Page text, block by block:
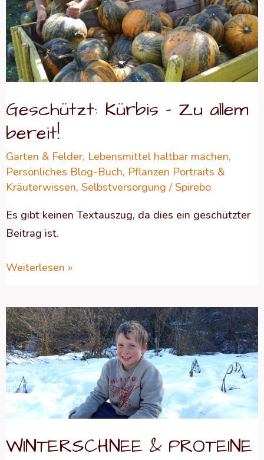
Geschützt: Kürbis – Zu allem
bereit!
Garten & Felder, Lebensmittel haltbar machen,
Persönliches Blog-Buch, Pflanzen Portraits &
Kräuterwissen, Selbstversorgung / Spirebo
Es gibt keinen Textauszug, da dies ein geschützter
Beitrag ist.
Weiterlesen »
WINTERSCHNEE & PROTEINE
WINTERSCHNEE
&
PROTEINE